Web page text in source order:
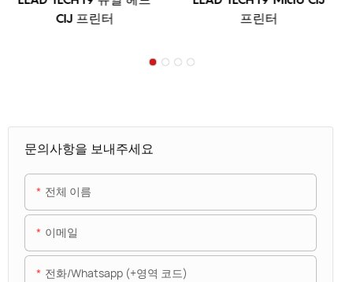
CIJ 프린터
프린터
문의사항을 보내주세요
전체 이름
이메일
전화/whatsapp (+영역 코드)